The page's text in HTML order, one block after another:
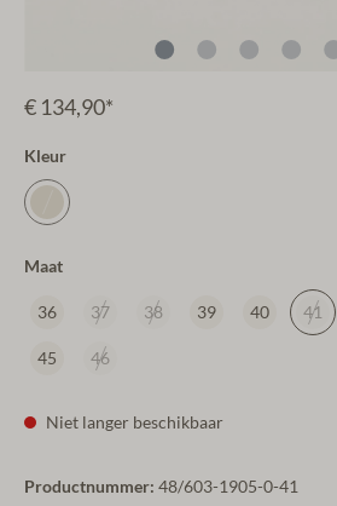
€ 134,90*
Kleur
Maat
36 37 38 39 40 41
45 46
Niet langer beschikbaar
Productnummer: 48/603-1905-0-41